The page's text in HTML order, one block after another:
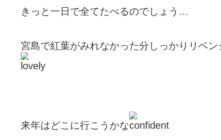
きっと一日で全てたべるのでしょう…
宮島で紅葉がみれなかった分しっかりリベ
来年はどこに行こうかな